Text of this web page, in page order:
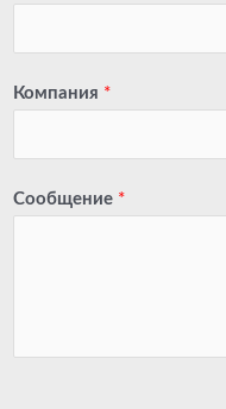
Компания *
Сообщение *